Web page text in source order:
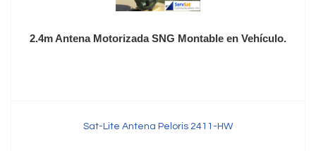
2.4m Antena Motorizada SNG Montable en Vehículo.
Sat-Lite Antena Peloris 2411-HW